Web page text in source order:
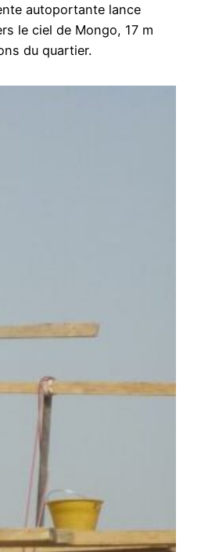
autoportante lance
le ciel de Mongo, 17 m
du quartier.